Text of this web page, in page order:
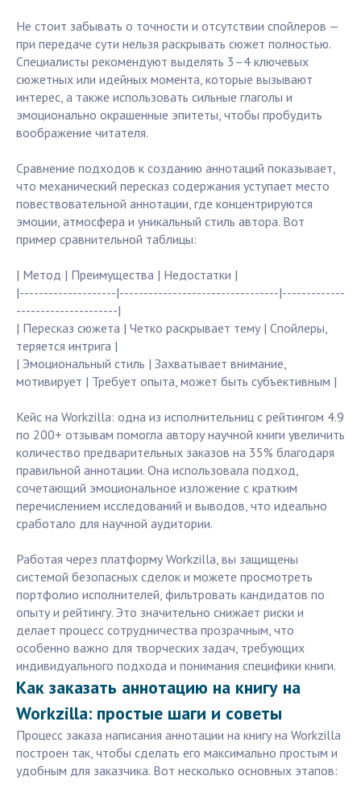
Не стоит забывать о точности и отсутствии спойлеров —
при передаче сути нельзя раскрывать сюжет полностью.
Специалисты рекомендуют выделять 3–4 ключевых
сюжетных или идейных момента, которые вызывают
интерес, а также использовать сильные глаголы и
эмоционально окрашенные эпитеты, чтобы пробудить
воображение читателя.
Сравнение подходов к созданию аннотаций показывает,
что механический пересказ содержания уступает место
повествовательной аннотации, где концентрируются
эмоции, атмосфера и уникальный стиль автора. Вот
пример сравнительной таблицы:
| Метод | Преимущества | Недостатки |
|--------------------|---------------------------------|-------------
---------------------|
| Пересказ сюжета | Четко раскрывает тему | Спойлеры,
теряется интрига |
| Эмоциональный стиль | Захватывает внимание,
мотивирует | Требует опыта, может быть субъективным |
Кейс на Workzilla: одна из исполнительниц с рейтингом 4.9
по 200+ отзывам помогла автору научной книги увеличить
количество предварительных заказов на 35% благодаря
правильной аннотации. Она использовала подход,
сочетающий эмоциональное изложение с кратким
перечислением исследований и выводов, что идеально
сработало для научной аудитории.
Работая через платформу Workzilla, вы защищены
системой безопасных сделок и можете просмотреть
портфолио исполнителей, фильтровать кандидатов по
опыту и рейтингу. Это значительно снижает риски и
делает процесс сотрудничества прозрачным, что
особенно важно для творческих задач, требующих
индивидуального подхода и понимания специфики книги.
Как заказать аннотацию на книгу на
Workzilla: простые шаги и советы
Процесс заказа написания аннотации на книгу на Workzilla
построен так, чтобы сделать его максимально простым и
удобным для заказчика. Вот несколько основных этапов: